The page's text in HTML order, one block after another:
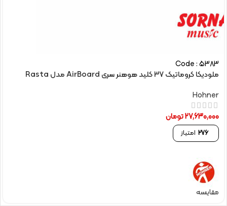
Code : 5383
ملودیکا کروماتیک 37 کلید هوهنر سری AirBoard مدل Rasta
Hohner
27,630,000تومان
276 امتیاز
مقایسه